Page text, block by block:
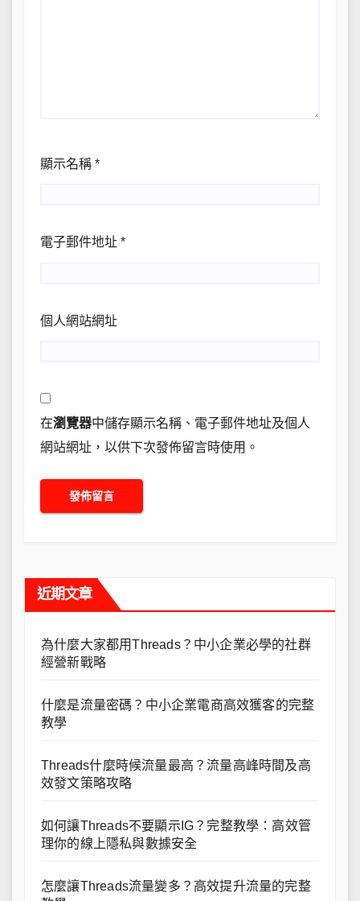
顯示名稱 *
電子郵件地址 *
個人網站網址
在瀏覽器中儲存顯示名稱、電子郵件地址及個人
網站網址，以供下次發佈留言時使用。
近期文章
為什麼大家都用Threads？中小企業必學的社群
經營新戰略
什麼是流量密碼？中小企業電商高效獲客的完整
教學
Threads什麼時候流量最高？流量高峰時間及高
效發文策略攻略
如何讓Threads不要顯示IG？完整教學：高效管
理你的線上隱私與數據安全
怎麼讓Threads流量變多？高效提升流量的完整